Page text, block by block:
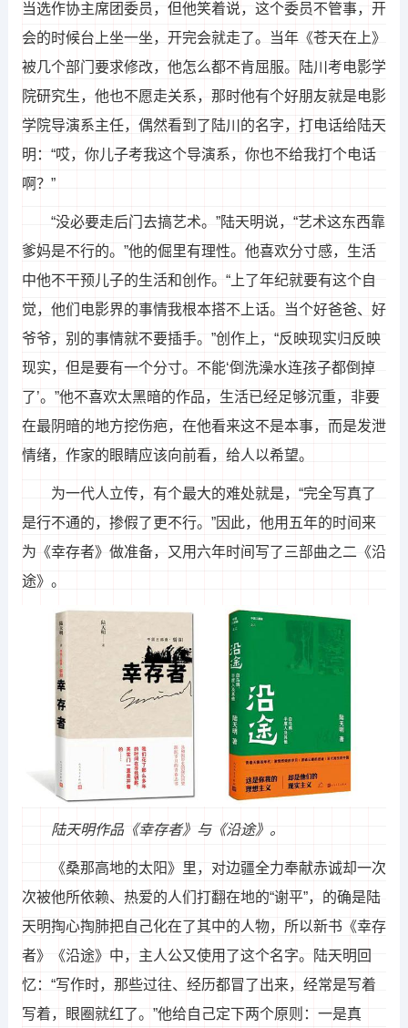
当选作协主席团委员，但他笑着说，这个委员不管事，开
会的时候台上坐一坐，开完会就走了。当年《苍天在上》
被几个部门要求修改，他怎么都不肯屈服。陆川考电影学
院研究生，他也不愿走关系，那时他有个好朋友就是电影
学院导演系主任，偶然看到了陆川的名字，打电话给陆天
明：“哎，你儿子考我这个导演系，你也不给我打个电话
啊？”
“没必要走后门去搞艺术。”陆天明说，“艺术这东西靠
爹妈是不行的。”他的倔里有理性。他喜欢分寸感，生活
中他不干预儿子的生活和创作。“上了年纪就要有这个自
觉，他们电影界的事情我根本搭不上话。当个好爸爸、好
爷爷，别的事情就不要插手。”创作上，“反映现实归反映
现实，但是要有一个分寸。不能‘倒洗澡水连孩子都倒掉
了’。”他不喜欢太黑暗的作品，生活已经足够沉重，非要
在最阴暗的地方挖伤疤，在他看来这不是本事，而是发泄
情绪，作家的眼睛应该向前看，给人以希望。
为一代人立传，有个最大的难处就是，“完全写真了
是行不通的，掺假了更不行。”因此，他用五年的时间来
为《幸存者》做准备，又用六年时间写了三部曲之二《沿
途》。
陆天明作品《幸存者》与《沿途》。
《桑那高地的太阳》里，对边疆全力奉献赤诚却一次
次被他所依赖、热爱的人们打翻在地的“谢平”，的确是陆
天明掏心掏肺把自己化在了其中的人物，所以新书《幸存
者》《沿途》中，主人公又使用了这个名字。陆天明回
忆：“写作时，那些过往、经历都冒了出来，经常是写着
写着，眼圈就红了。”他给自己定下两个原则：一是真